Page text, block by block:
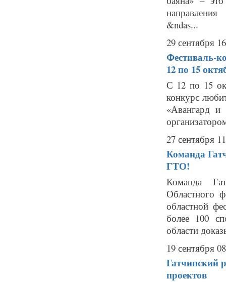
&ndas...
29 сентября
Фестиваль-
12 по 15
С 12 по 15
конкурс
«Авангард
27 сентября
Команда
ГТО!
Команда
Областного
областной
более 100
области
19 сентября
Гатчинский
проектов